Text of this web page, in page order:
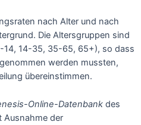
nach Alter und nach
Die Altersgruppen sind
14, 14-35, 35-65, 65+), so dass
werden mussten,
übereinstimmen.
Online-Datenbank des
Ausnahme der